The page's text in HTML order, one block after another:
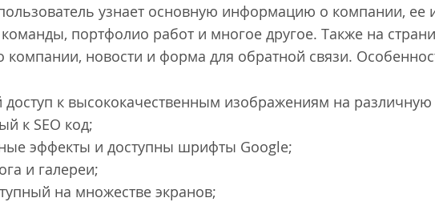
узнает основную информацию о компании, ее
команды, портфолио работ и многое другое. Также на
компании, новости и форма для обратной связи.
доступ к высококачественным изображениям на различную
к SEO код;
эффекты и доступны шрифты Google;
и галереи;
на множестве экранов;